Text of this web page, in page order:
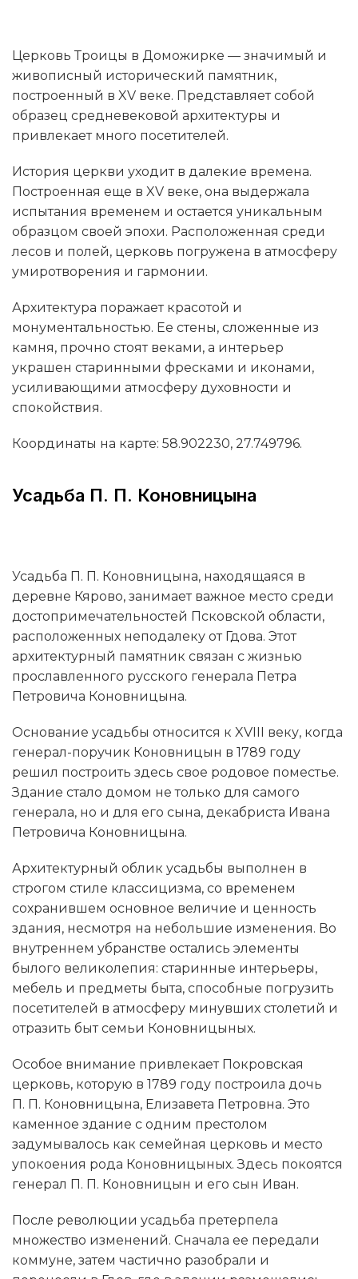
Церковь Троицы в Доможирке — значимый и
живописный исторический памятник,
построенный в XV веке. Представляет собой
образец средневековой архитектуры и
привлекает много посетителей.
История церкви уходит в далекие времена.
Построенная еще в XV веке, она выдержала
испытания временем и остается уникальным
образцом своей эпохи. Расположенная среди
лесов и полей, церковь погружена в атмосферу
умиротворения и гармонии.
Архитектура поражает красотой и
монументальностью. Ее стены, сложенные из
камня, прочно стоят веками, а интерьер
украшен старинными фресками и иконами,
усиливающими атмосферу духовности и
спокойствия.
Координаты на карте: 58.902230, 27.749796.
Усадьба П. П. Коновницына
Усадьба П. П. Коновницына, находящаяся в
деревне Кярово, занимает важное место среди
достопримечательностей Псковской области,
расположенных неподалеку от Гдова. Этот
архитектурный памятник связан с жизнью
прославленного русского генерала Петра
Петровича Коновницына.
Основание усадьбы относится к XVIII веку, когда
генерал-поручик Коновницын в 1789 году
решил построить здесь свое родовое поместье.
Здание стало домом не только для самого
генерала, но и для его сына, декабриста Ивана
Петровича Коновницына.
Архитектурный облик усадьбы выполнен в
строгом стиле классицизма, со временем
сохранившем основное величие и ценность
здания, несмотря на небольшие изменения. Во
внутреннем убранстве остались элементы
былого великолепия: старинные интерьеры,
мебель и предметы быта, способные погрузить
посетителей в атмосферу минувших столетий и
отразить быт семьи Коновницыных.
Особое внимание привлекает Покровская
церковь, которую в 1789 году построила дочь
П. П. Коновницына, Елизавета Петровна. Это
каменное здание с одним престолом
задумывалось как семейная церковь и место
упокоения рода Коновницыных. Здесь покоятся
генерал П. П. Коновницын и его сын Иван.
После революции усадьба претерпела
множество изменений. Сначала ее передали
коммуне, затем частично разобрали и